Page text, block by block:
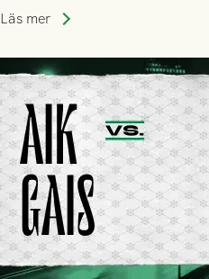
Stockholm . Men trots konstant
lyckades få in 2-0.
Läs mer